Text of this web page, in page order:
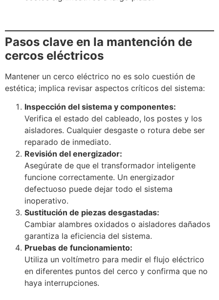
Pasos clave en la mantención de
cercos eléctricos
Mantener un cerco eléctrico no es solo cuestión de
estética; implica revisar aspectos críticos del sistema:
Inspección del sistema y componentes:
Verifica el estado del cableado, los postes y los
aisladores. Cualquier desgaste o rotura debe ser
reparado de inmediato.
Revisión del energizador:
Asegúrate de que el transformador inteligente
funcione correctamente. Un energizador
defectuoso puede dejar todo el sistema
inoperativo.
Sustitución de piezas desgastadas:
Cambiar alambres oxidados o aisladores dañados
garantiza la eficiencia del sistema.
Pruebas de funcionamiento:
Utiliza un voltímetro para medir el flujo eléctrico
en diferentes puntos del cerco y confirma que no
haya interrupciones.